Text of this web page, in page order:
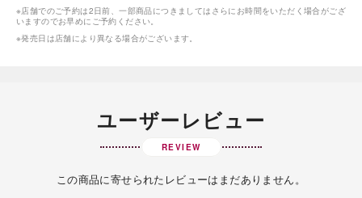
※店舗でのご予約は2日前、一部商品につきましてはさらにお時間をいただく場合がござ
いますのでお早めにご予約ください。
※発売日は店舗により異なる場合がございます。
ユーザーレビュー
REVIEW
この商品に寄せられたレビューはまだありません。